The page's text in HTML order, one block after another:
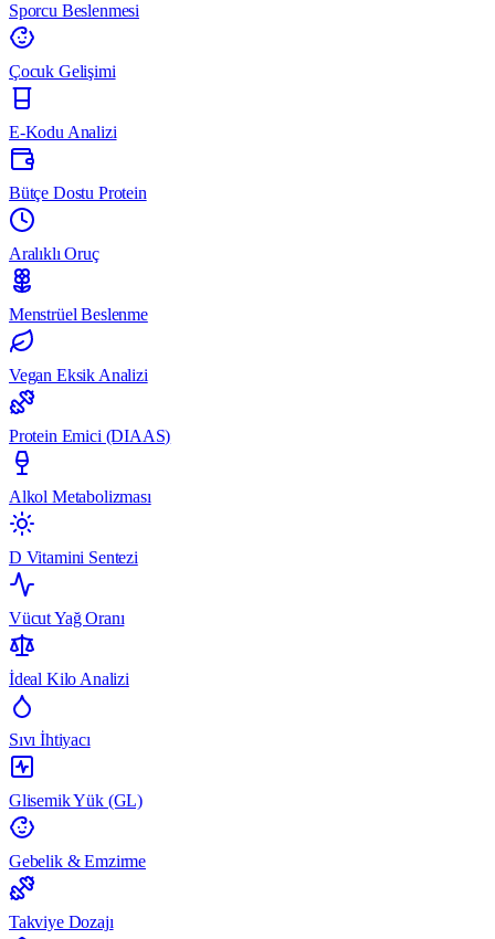
Sporcu Beslenmesi
Çocuk Gelişimi
E-Kodu Analizi
Bütçe Dostu Protein
Aralıklı Oruç
Menstrüel Beslenme
Vegan Eksik Analizi
Protein Emici (DIAAS)
Alkol Metabolizması
D Vitamini Sentezi
Vücut Yağ Oranı
İdeal Kilo Analizi
Sıvı İhtiyacı
Glisemik Yük (GL)
Gebelik & Emzirme
Takviye Dozajı